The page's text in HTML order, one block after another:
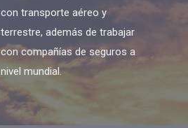
con transporte aéreo y
terrestre, además de trabajar
con compañías de seguros a
nivel mundial.